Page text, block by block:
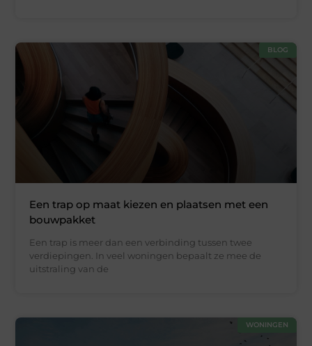
BLOG
Een trap op maat kiezen en plaatsen met een
bouwpakket
Een trap is meer dan een verbinding tussen twee
verdiepingen. In veel woningen bepaalt ze mee de
uitstraling van de
WONINGEN